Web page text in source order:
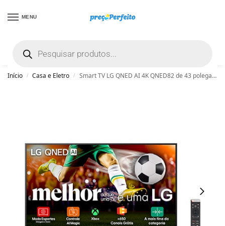
MENU
Início / Casa e Eletro / Smart TV LG QNED AI 4K QNED82 de 43 polegadas 2025 – 43QNED82ASG